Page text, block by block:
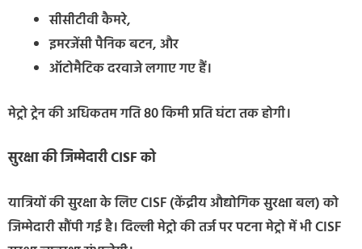
सीसीटीवी कैमरे,
इमरजेंसी पैनिक बटन, और
ऑटोमैटिक दरवाजे लगाए गए हैं।
मेट्रो ट्रेन की अधिकतम गति 80 किमी प्रति घंटा तक होगी।
सुरक्षा की जिम्मेदारी CISF को
यात्रियों की सुरक्षा के लिए CISF (केंद्रीय औद्योगिक सुरक्षा बल) को
जिम्मेदारी सौंपी गई है। दिल्ली मेट्रो की तर्ज पर पटना मेट्रो में भी CISF